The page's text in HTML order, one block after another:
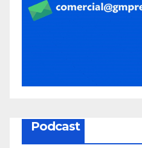
Podcast